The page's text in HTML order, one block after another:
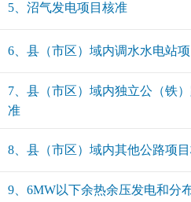
5、沼气发电项目核准
6、县（市区）域内调水水电站
7、县（市区）域内独立公（铁
准
8、县（市区）域内其他公路项
9、6MW以下余热余压发电和分